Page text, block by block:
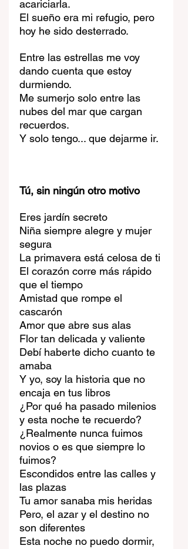
acariciarla.
El sueño era mi refugio, pero
hoy he sido desterrado.
Entre las estrellas me voy
dando cuenta que estoy
durmiendo.
Me sumerjo solo entre las
nubes del mar que cargan
recuerdos.
Y solo tengo... que dejarme ir.
Tú, sin ningún otro motivo
Eres jardín secreto
Niña siempre alegre y mujer
segura
La primavera está celosa de ti
El corazón corre más rápido
que el tiempo
Amistad que rompe el
cascarón
Amor que abre sus alas
Flor tan delicada y valiente
Debí haberte dicho cuanto te
amaba
Y yo, soy la historia que no
encaja en tus libros
¿Por qué ha pasado milenios
y esta noche te recuerdo?
¿Realmente nunca fuimos
novios o es que siempre lo
fuimos?
Escondidos entre las calles y
las plazas
Tu amor sanaba mis heridas
Pero, el azar y el destino no
son diferentes
Esta noche no puedo dormir,